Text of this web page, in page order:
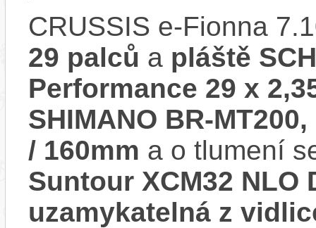
CRUSSIS e-Fionna
29 palců a pláště
Performance 29 x
SHIMANO BR-
/ 160mm a o tlumení
Suntour XCM32 NLO
uzamykatelná z